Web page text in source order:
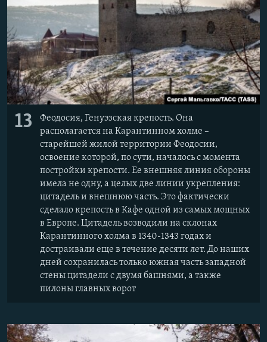
13
Феодосия, Генуэзская крепость. Она
располагается на Карантинном холме –
старейшей жилой территории Феодосии,
освоение которой, по сути, началось с момента
постройки крепости. Ее внешняя линия обороны
имела не одну, а целых две линии укрепления:
цитадель и внешнюю часть. Это фактически
сделало крепость в Кафе одной из самых мощных
в Европе. Цитадель возводили на склонах
Карантинного холма в 1340-1343 годах и
достраивали еще в течение десяти лет. До наших
дней сохранилась только южная часть западной
стены цитадели с двумя башнями, а также
пилоны главных ворот